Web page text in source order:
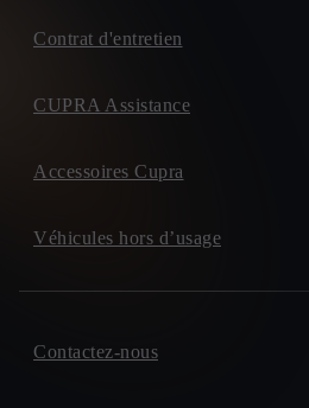
Contrat d'entretien
CUPRA Assistance
Accessoires Cupra
Véhicules hors d’usage
Contactez-nous